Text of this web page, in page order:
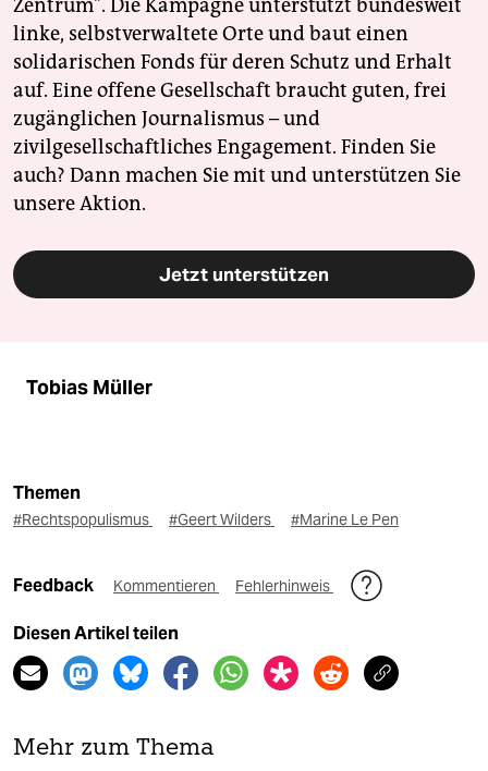
Zentrum". Die Kampagne unterstützt bundesweit
linke, selbstverwaltete Orte und baut einen
solidarischen Fonds für deren Schutz und Erhalt
auf. Eine offene Gesellschaft braucht guten, frei
zugänglichen Journalismus – und
zivilgesellschaftliches Engagement. Finden Sie
auch? Dann machen Sie mit und unterstützen Sie
unsere Aktion.
Jetzt unterstützen
Tobias Müller
Themen
#Rechtspopulismus #Geert Wilders #Marine Le Pen
Feedback Kommentieren Fehlerhinweis
Diesen Artikel teilen
Mehr zum Thema